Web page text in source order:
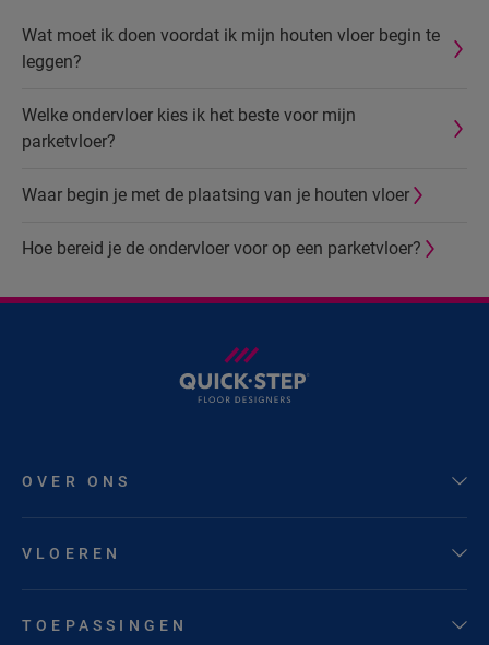
Wat moet ik doen voordat ik mijn houten vloer begin te
leggen?
Welke ondervloer kies ik het beste voor mijn
parketvloer?
Waar begin je met de plaatsing van je houten vloer
Hoe bereid je de ondervloer voor op een parketvloer?
OVER ONS
VLOEREN
TOEPASSINGEN